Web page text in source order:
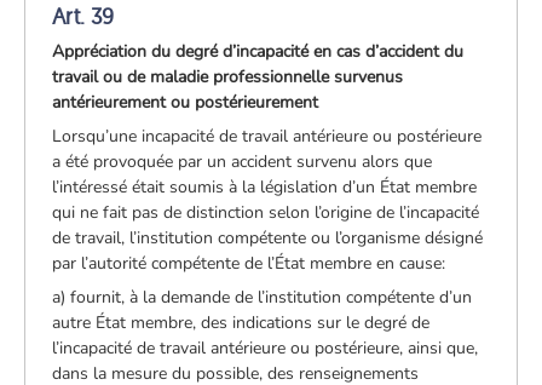
Art. 39
Appréciation du degré d’incapacité en cas d’accident du
travail ou de maladie professionnelle survenus
antérieurement ou postérieurement
Lorsqu’une incapacité de travail antérieure ou postérieure
a été provoquée par un accident survenu alors que
l’intéressé était soumis à la législation d’un État membre
qui ne fait pas de distinction selon l’origine de l’incapacité
de travail, l’institution compétente ou l’organisme désigné
par l’autorité compétente de l’État membre en cause:
a) fournit, à la demande de l’institution compétente d’un
autre État membre, des indications sur le degré de
l’incapacité de travail antérieure ou postérieure, ainsi que,
dans la mesure du possible, des renseignements